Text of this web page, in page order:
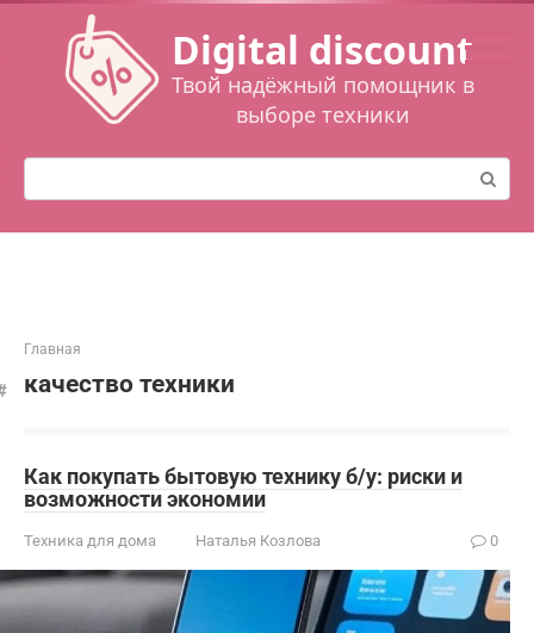
Перейти
контенту
Digital discount
Твой надёжный помощник в
выборе техники
Поиск:
Главная
качество техники
Как покупать бытовую технику б/у: риски и
возможности экономии
Техника для дома Наталья Козлова 0